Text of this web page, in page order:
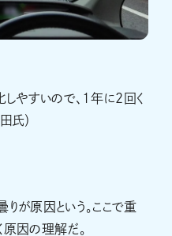
しやすいので、1年に2回く
氏）
が原因という。ここで重
因の理解だ。